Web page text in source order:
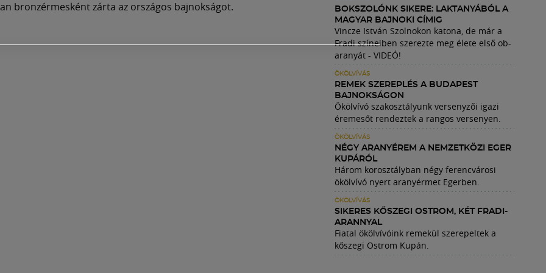
bronzérmesként zárta az országos bajnokságot.
BOKSZOLÓNK SIKERE: LAKTANYÁBÓL A
MAGYAR BAJNOKI CÍMIG
Vincze István Szolnokon katona, de már a
Fradi színeiben szerezte meg élete első ob-
aranyát - VIDEÓ!
ÖKÖLVÍVÁS
REMEK SZEREPLÉS A BUDAPEST
BAJNOKSÁGON
Ökölvívó szakosztályunk versenyzői igazi
éremesőt rendeztek a rangos versenyen.
ÖKÖLVÍVÁS
NÉGY ARANYÉREM A NEMZETKÖZI EGER
KUPÁRÓL
Három korosztályban négy ferencvárosi
ökölvívó nyert aranyérmet Egerben.
ÖKÖLVÍVÁS
SIKERES KŐSZEGI OSTROM, KÉT FRADI-
ARANNYAL
Fiatal ökölvívóink remekül szerepeltek a
kőszegi Ostrom Kupán.